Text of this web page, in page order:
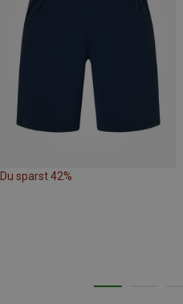
Du sparst 42%